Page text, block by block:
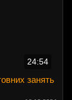
24:54
занять